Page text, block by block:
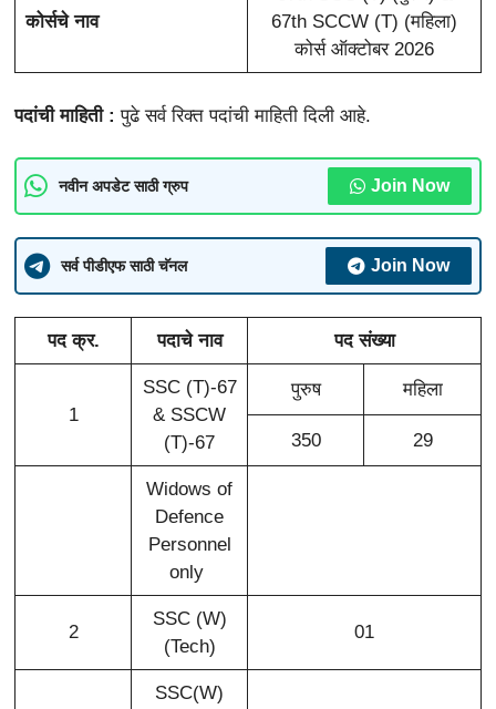
कोर्सचे नाव
67th SCCW (T) (महिला)
कोर्स ऑक्टोबर 2026
पदांची माहिती :पुढे सर्व रिक्त पदांची माहिती दिली आहे.
नवीन अपडेट साठी ग्रुप Join Now
सर्व पीडीएफ साठी चॅनल Join Now
पद क्र. पदाचे नाव पद संख्या
1
SSC (T)-67
& SSCW
(T)-67
पुरुष महिला
350 29
Widows of
Defence
Personnel
only
2
SSC (W)
(Tech)
01
SSC(W)